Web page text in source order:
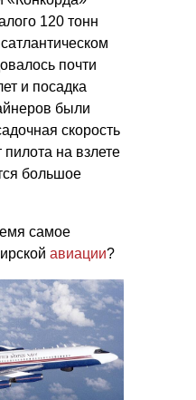
120 тонн
почти
и посадка
были
скорость
пилота на взлете
большое
самое
авиации?